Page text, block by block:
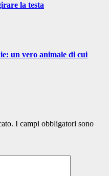
la testa
un vero animale di cui
I campi obbligatori sono